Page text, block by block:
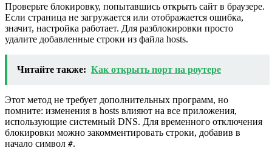
Проверьте блокировку, попытавшись открыть сайт в браузере.
Если страница не загружается или отображается ошибка,
значит, настройка работает. Для разблокировки просто
удалите добавленные строки из файла hosts.
Читайте также: Как открыть порт на роутере
Этот метод не требует дополнительных программ, но
помните: изменения в hosts влияют на все приложения,
использующие системный DNS. Для временного отключения
блокировки можно закомментировать строки, добавив в
начало символ #.